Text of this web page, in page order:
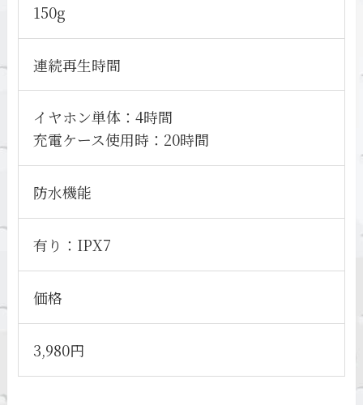
150g
連続再生時間
イヤホン単体：4時間
充電ケース使用時：20時間
防水機能
有り：IPX7
価格
3,980円